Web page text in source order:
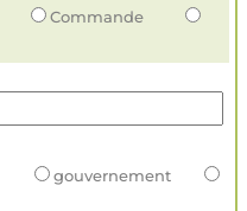
Commande
gouvernement